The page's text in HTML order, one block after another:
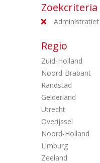
Zoekcriteria
Administratief
Regio
Zuid-Holland
Noord-Brabant
Randstad
Gelderland
Utrecht
Overijssel
Noord-Holland
Limburg
Zeeland